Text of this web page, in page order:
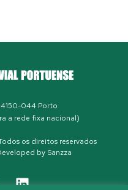
4150-044 Porto
a rede fixa nacional)
os direitos reservados
by Sanzza